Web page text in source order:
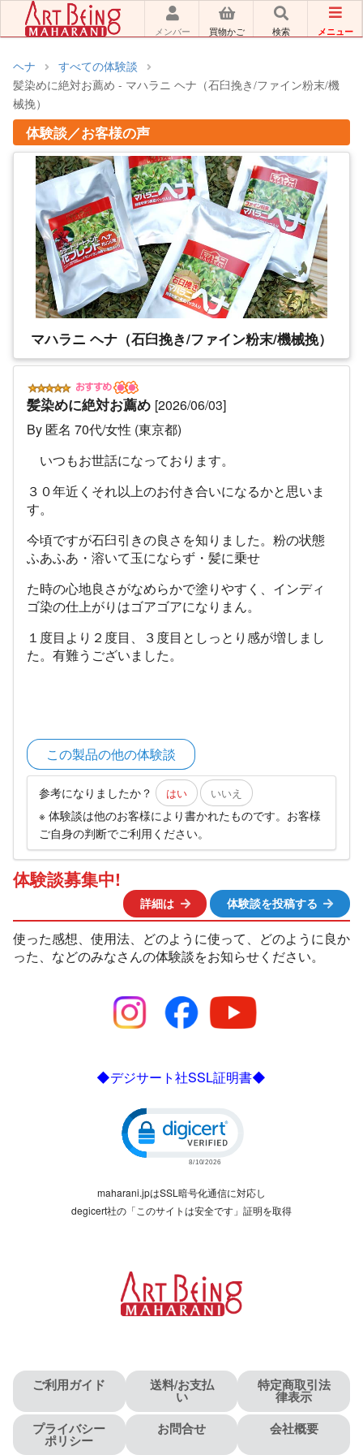
メンバー 買物かご 検索 メニュー
ヘナ
すべての体験談
髪染めに絶対お薦め - マハラニ ヘナ（石臼挽き/ファイン粉末/機
械挽）
体験談／お客様の声
マハラニ ヘナ（石臼挽き/ファイン粉末/機械挽）
髪染めに絶対お薦め [2026/06/03]
By 匿名 70代/女性 (東京都)
いつもお世話になっております。
３０年近くそれ以上のお付き合いになるかと思いま
す。
今頃ですが石臼引きの良さを知りました。粉の状態
ふあふあ・溶いて玉にならず・髪に乗せ
た時の心地良さがなめらかで塗りやすく、インディ
ゴ染の仕上がりはゴアゴアになりまん。
１ 度目 よ り２度目、３度目としっとり感が増しまし
た。有難うございました。
この製品の他の体験談
参考になりましたか？ はい いいえ
※ 体験談は他のお客様により書かれたものです。お客様
ご自身の判断でご利用ください。
体験談募集中!
体験談を投稿する
詳細は
使った感想、使用法、どのように使って、どのように良か
った、などのみなさんの体験談をお知らせください。
◆デジサート社SSL証明書◆
maharani.jpはSSL暗号化通信に対応し
degicert社の「このサイトは安全です」証明を取得
ご利用ガイド 送料/お支払
い
特定商取引法
律表示
プライバシー
ポリシー
お問合せ 会社概要